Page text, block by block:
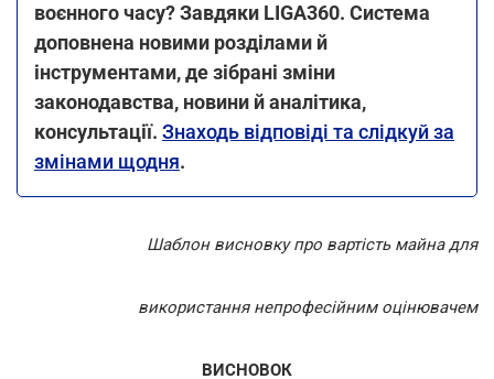
воєнного часу? Завдяки LIGA360. Система
доповнена новими розділами й
інструментами, де зібрані зміни
законодавства, новини й аналітика,
консультації. Знаходь відповіді та слідкуй за
змінами щодня.
Шаблон висновку про вартість майна для
використання непрофесійним оцінювачем
ВИСНОВОК